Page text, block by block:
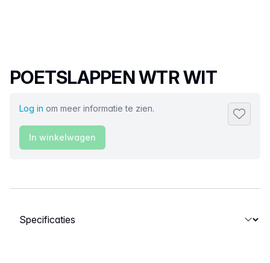
Productnaam
POETSLAPPEN WTR WIT
Log in om meer informatie te zien.
In winkelwagen
Selecteer een tabblad